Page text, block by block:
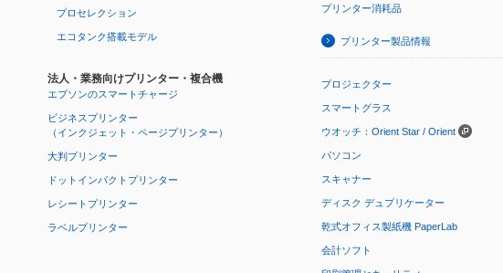
プロセレクション
エコタンク搭載モデル
法人・業務向けプリンター・複合機
エプソンのスマートチャージ
ビジネスプリンター
（インクジェット・ページプリンター）
大判プリンター
ドットインパクトプリンター
レシートプリンター
ラベルプリンター
プリンター消耗品
プリンター製品情報
プロジェクター
スマートグラス
ウオッチ：Orient Star / Orient
パソコン
スキャナー
ディスク デュプリケーター
乾式オフィス製紙機 PaperLab
会計ソフト